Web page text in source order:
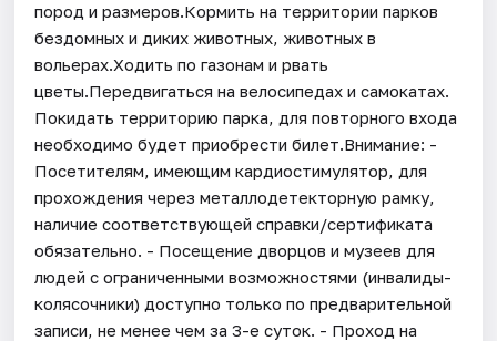
пород и размеров.Кормить на территории парков
бездомных и диких животных, животных в
вольерах.Ходить по газонам и рвать
цветы.Передвигаться на велосипедах и самокатах.
Покидать территорию парка, для повторного входа
необходимо будет приобрести билет.Внимание: -
Посетителям, имеющим кардиостимулятор, для
прохождения через металлодетекторную рамку,
наличие соответствующей справки/сертификата
обязательно. - Посещение дворцов и музеев для
людей с ограниченными возможностями (инвалиды-
колясочники) доступно только по предварительной
записи, не менее чем за 3-е суток. - Проход на